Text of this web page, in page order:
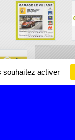
souhaitez activer